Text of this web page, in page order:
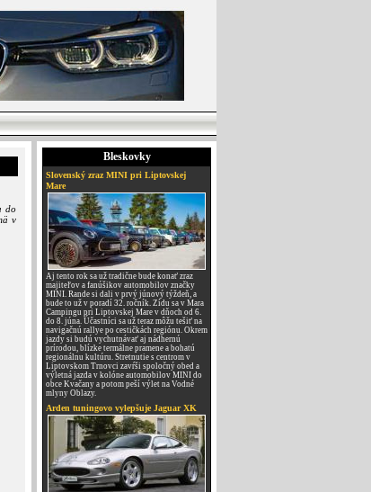
do
v
Bleskovky
Slovenský zraz MINI pri Liptovskej
Mare
Aj tento rok sa už tradične bude konať zraz
majiteľov a fanúšikov automobilov značky
MINI. Rande si dali v prvý júnový týždeň, a
bude to už v poradí 32. ročník. Zídu sa v Mara
Campingu pri Liptovskej Mare v dňoch od 6.
do 8. júna. Účastníci sa už teraz môžu tešiť na
navigačnú rallye po cestičkách regiónu. Okrem
jazdy si budú vychutnávať aj nádhernú
prírodou, blízke termálne pramene a bohatú
regionálnu kultúru. Stretnutie s centrom v
Liptovskom Trnovci zavŕši spoločný obed a
výletná jazda v kolóne automobilov MINI do
obce Kvačany a potom peší výlet na Vodné
mlyny Oblazy.
Arden tuningovo vylepšuje Jaguar XK